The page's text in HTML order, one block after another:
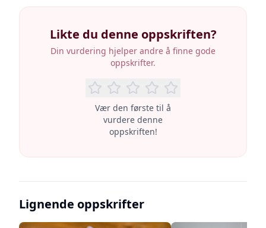
Likte du denne oppskriften?
Din vurdering hjelper andre å finne gode
oppskrifter.
Vær den første til å
vurdere denne
oppskriften!
Lignende oppskrifter